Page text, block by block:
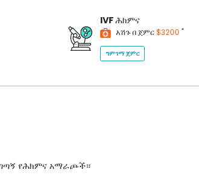
IVFሕክምና
እሽጉ በ ጀምር$3200 *
ግምገማ ጀምር
የሕክምና አማራጮች።